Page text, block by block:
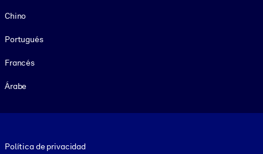
Chino
Portugués
Francés
Árabe
Política de privacidad